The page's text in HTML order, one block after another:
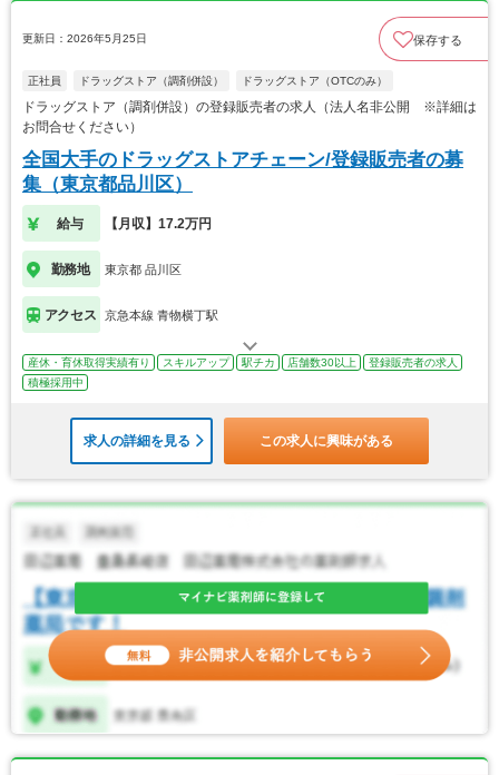
更新日：2026年5月25日 保存する
正社員 ドラッグストア（調剤併設） ドラッグストア（OTCのみ）
ドラッグストア（調剤併設）の登録販売者の求人（法人名非公開 ※詳細は
お問合せください）
全国大手のドラッグストアチェーン/登録販売者の募
集（東京都品川区）
給与 【月収】17.2万円
勤務地 東京都 品川区
アクセス 京急本線 青物横丁駅
産休・育休取得実績有り スキルアップ 駅チカ 店舗数30以上
登録販売者の求人
積極採用中
求人の詳細を見る この求人に興味がある